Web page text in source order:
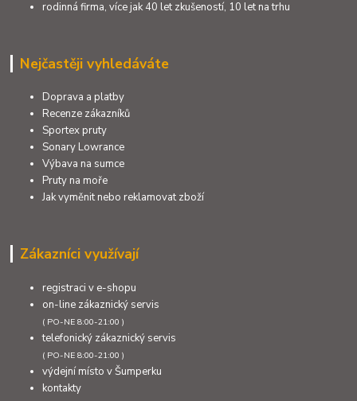
rodinná firma, více jak 40 let zkušeností, 10 let na trhu
Nejčastěji vyhledáváte
Doprava a platby
Recenze zákazníků
Sportex pruty
Sonary Lowrance
Výbava na sumce
Pruty na moře
Jak vyměnit nebo reklamovat zboží
Zákazníci využívají
registraci v e-shopu
on-line zákaznický servis
( PO-NE 8:00-21:00 )
telefonický zákaznický servis
( PO-NE 8:00-21:00 )
výdejní místo v Šumperku
kontakty